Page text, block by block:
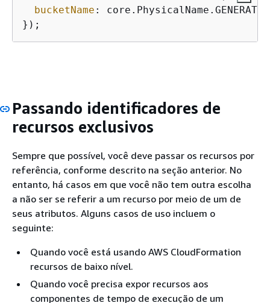
bucketName :
});
Passando identificadores de
recursos exclusivos
Sempre que possível, você deve passar os recursos por
referência, conforme descrito na seção anterior. No
entanto, há casos em que você não tem outra escolha
a não ser se referir a um recurso por meio de um de
seus atributos. Alguns casos de uso incluem o
seguinte:
Quando você está usando AWS CloudFormation
recursos de baixo nível.
Quando você precisa expor recursos aos
componentes de tempo de execução de um